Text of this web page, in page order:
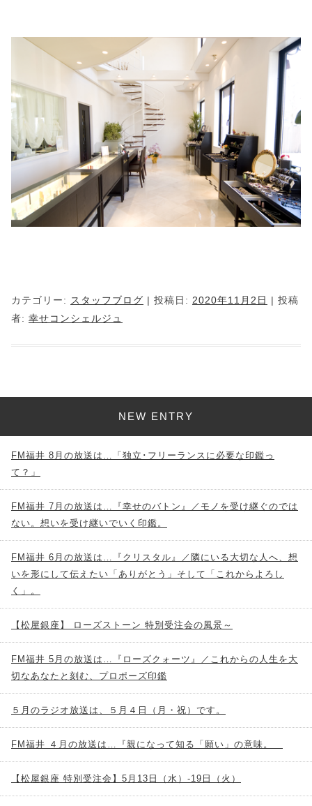
カテゴリー: スタッフブログ | 投稿日: 2020年11月2日 | 投稿
者: 幸せコンシェルジュ
NEW ENTRY
FM福井 8月の放送は…「独立･フリーランスに必要な印鑑っ
て？」
FM福井 7月の放送は…『幸せのバトン』／モノを受け継ぐのでは
ない。想いを受け継いでいく印鑑。
FM福井 6月の放送は…『クリスタル』／隣にいる大切な人へ、想
いを形にして伝えたい「ありがとう」そして「これからよろし
く」。
【松屋銀座】 ローズストーン 特別受注会の風景～
FM福井 5月の放送は…『ローズクォーツ』／これからの人生を大
切なあなたと刻む、プロポーズ印鑑
５月のラジオ放送は、５月４日（月・祝）です。
FM福井 ４月の放送は…『親になって知る「願い」の意味。
【松屋銀座 特別受注会】5月13日（水）-19日（火）